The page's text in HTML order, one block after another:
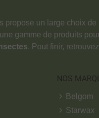
propose un large choix de
gamme de produits
. Pout finir,
NOS
Belgom
Starwax